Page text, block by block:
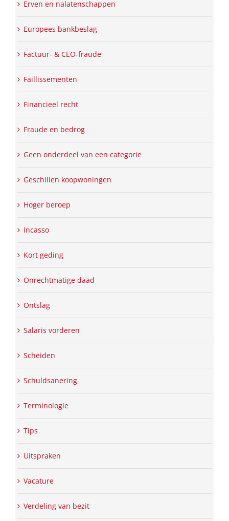
Erven en nalatenschappen
Europees bankbeslag
Factuur- & CEO-fraude
Faillissementen
Financieel recht
Fraude en bedrog
Geen onderdeel van een categorie
Geschillen koopwoningen
Hoger beroep
Incasso
Kort geding
Onrechtmatige daad
Ontslag
Salaris vorderen
Scheiden
Schuldsanering
Terminologie
Tips
Uitspraken
Vacature
Verdeling van bezit